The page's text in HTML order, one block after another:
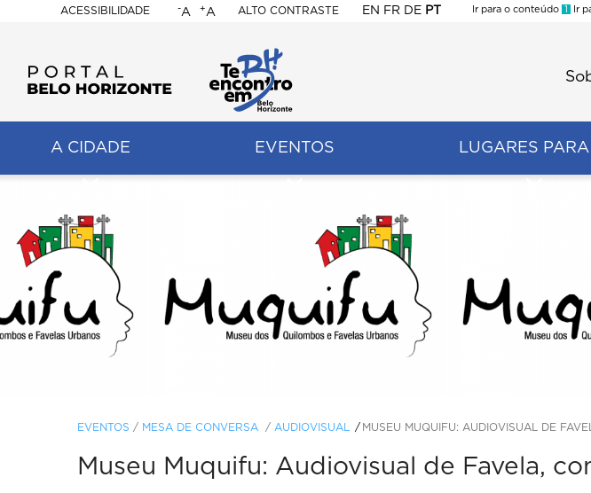
ACESSIBILIDADE
BELO
HORIZONTE
-A +A ALTO CONTRASTE EN FR DE PT
Ir para o conteúdo 1 Ir
A CIDADE EVENTOS LUGARES PARA
EVENTOS / MESA DE CONVERSA / AUDIOVISUAL MUSEU MUQUIFU: AUDIOVISUAL DE
Museu Muquifu: Audiovisual de Favela,